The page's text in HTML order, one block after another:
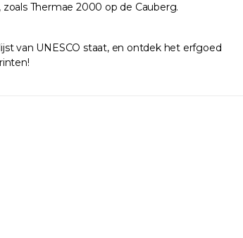
Thermae 2000 op de Cauberg.
van UNESCO staat, en ontdek het erfgoed